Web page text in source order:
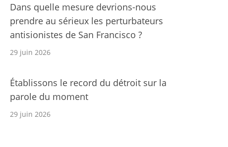
Dans quelle mesure devrions-nous
prendre au sérieux les perturbateurs
antisionistes de San Francisco ?
29 juin 2026
Établissons le record du détroit sur la
parole du moment
29 juin 2026